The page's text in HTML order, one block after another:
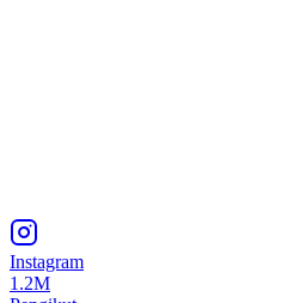
Instagram
1.2M